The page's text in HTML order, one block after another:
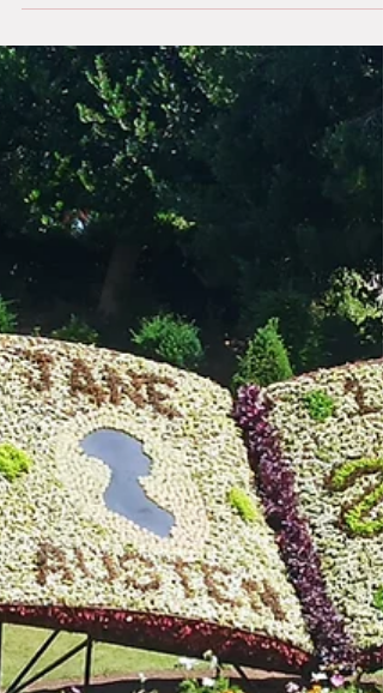
GutBer queremos agradecervos a vosa
confianza nos nosos servizos y desexarvos
unhas maravillosas festas. Voltamos o
mércores 7 de xaneiro nos horarios
habituais.